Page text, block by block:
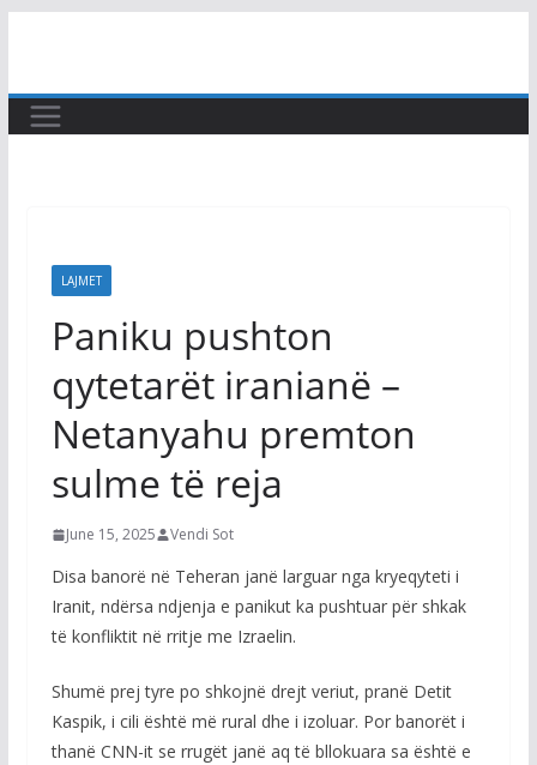
content
LAJMET
Paniku pushton
qytetarët iranianë –
Netanyahu premton
sulme të reja
June 15, 2025 Vendi Sot
Disa banorë në Teheran janë larguar nga kryeqyteti i
Iranit, ndërsa ndjenja e panikut ka pushtuar për shkak
të konfliktit në rritje me Izraelin.
Shumë prej tyre po shkojnë drejt veriut, pranë Detit
Kaspik, i cili është më rural dhe i izoluar. Por banorët i
thanë CNN-it se rrugët janë aq të bllokuara sa është e